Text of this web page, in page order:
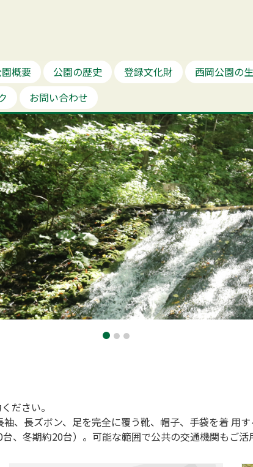
概要 公園の歴史 登録文化財 西岡公園の
お問い合わせ
ださい。
、長ズボン、足を完全に覆う靴、帽子、手袋を着 用す
冬期約20台）。可能な範囲で公共の交通機関もご活